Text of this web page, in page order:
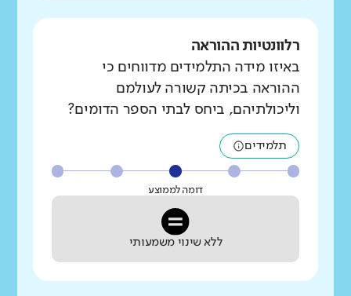
רלוונטיות ההוראה
באיזו מידה התלמידים מדווחים כי
ההוראה בכיתה קשורה לעולמם
וליכולתיהם, ביחס לבתי הספר הדומים?
תלמידים
דומה לממוצע
ללא שינוי משמעותי